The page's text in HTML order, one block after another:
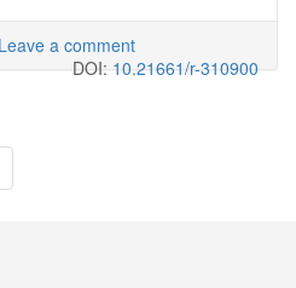
Leave a comment
DOI:10.21661/r-310900